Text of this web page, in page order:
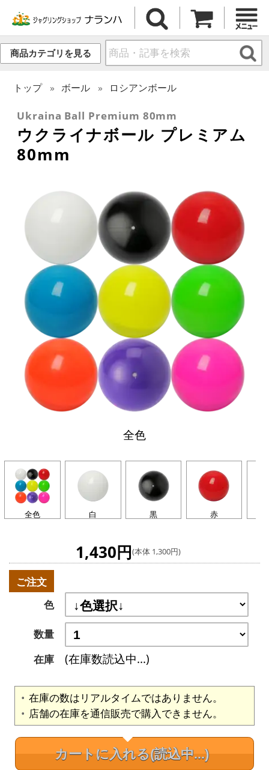
商品カテゴリを見る
トップ ボール ロシアンボール
Ukraina Ball Premium 80mm
ウクライナボール プレミアム
80mm
全色
全色 白 黒 赤
1,430円(本体 1,300円)
ご注文
色
数量
在庫
(在庫数読込中...)
在庫の数はリアルタイムではありません。
店舗の在庫を通信販売で購入できません。
カートに入れる(読込中...)